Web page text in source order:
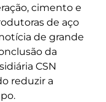
cimento e
de aço
de grande
da
CSN
reduzir a